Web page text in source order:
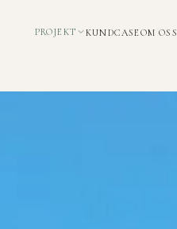
PROJEKT KUNDCASEOM OSS